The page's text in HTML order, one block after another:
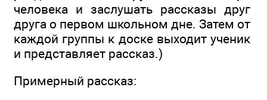
человека и заслушать рассказы друг
друга о первом школьном дне. Затем от
каждой группы к доске выходит ученик
и представляет рассказ.)
Примерный рассказ: